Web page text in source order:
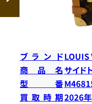
ブランドLOUIS
商品名 サイド
型番
買取時期2026